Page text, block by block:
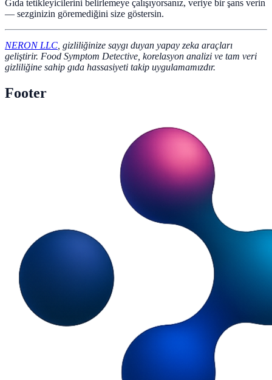
Gıda tetikleyicilerini belirlemeye çalışıyorsanız, veriye bir şans verin
— sezginizin göremediğini size göstersin.
NERON LLC , gizliliğinize saygı duyan yapay zeka araçları
geliştirir. Food Symptom Detective, korelasyon analizi ve tam veri
gizliliğine sahip gıda hassasiyeti takip uygulamamızdır.
Footer